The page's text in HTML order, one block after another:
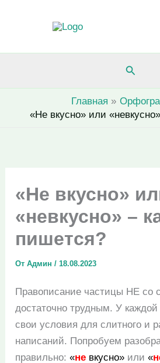
Поиск
Главная
«Не вкусно» или
«Не вкусно»
«невкусно» –
пишется?
ОтАдмин/18.08.2023
Правописание частицы НЕ со
достаточно трудным. У каждой
свои условия для слитного и
написаний. Попробуем
правильно:«не вкусно» или«